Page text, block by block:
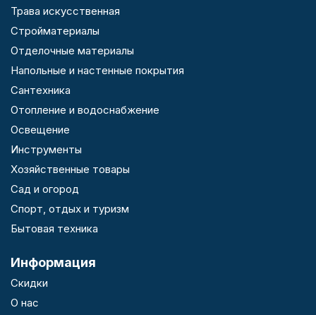
Трава искусственная
Стройматериалы
Отделочные материалы
Напольные и настенные покрытия
Сантехника
Отопление и водоснабжение
Освещение
Инструменты
Хозяйственные товары
Сад и огород
Спорт, отдых и туризм
Бытовая техника
Информация
Скидки
О нас